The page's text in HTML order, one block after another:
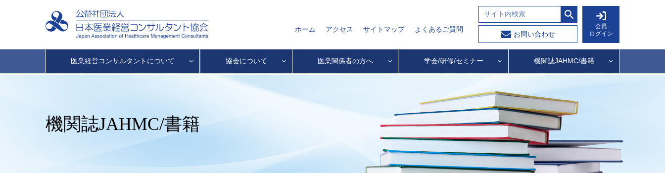
ホーム アクセス サイトマップ よくあるご質問
お問い合わせ
会員
ログイン
医業経営コンサルタントについて 協会について 医業関係者の方へ 学会/研修/セミナー 機関誌JAHMC/書籍
機関誌JAHMC/書籍